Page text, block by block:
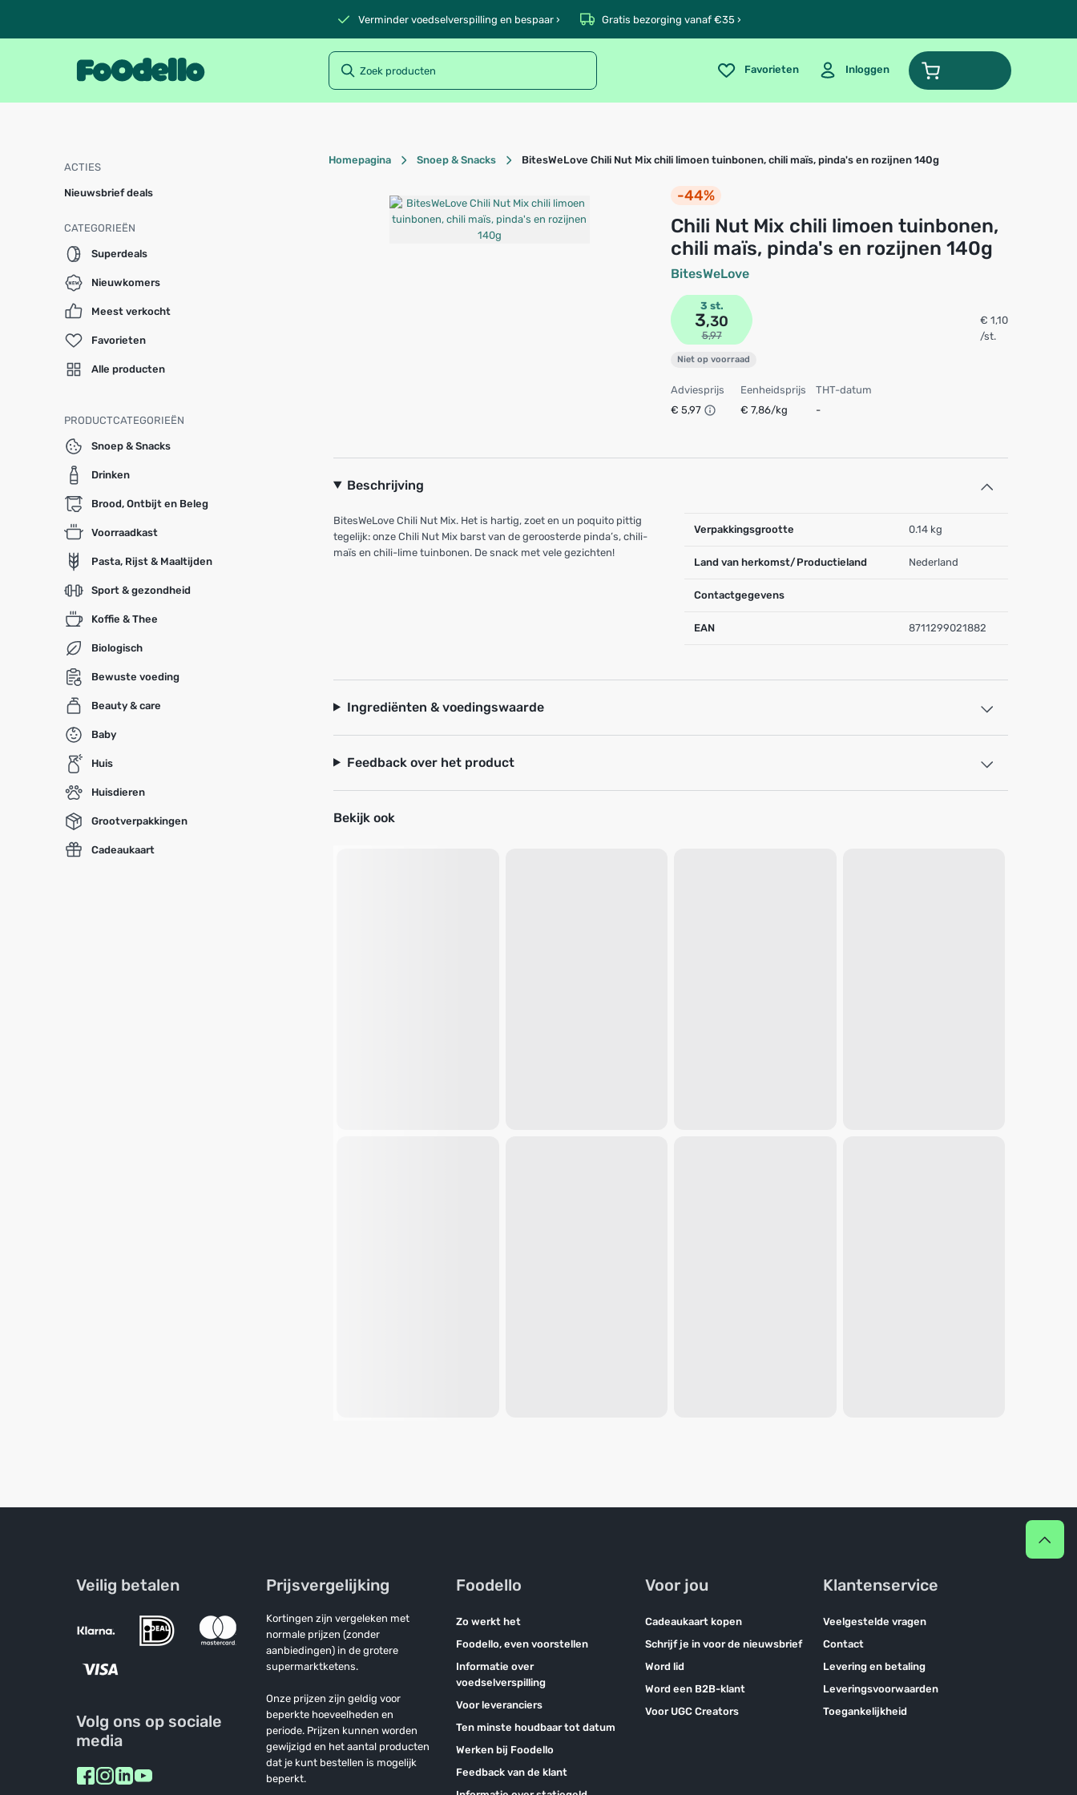
Verminder voedselverspilling en bespaar › Gratis bezorging vanaf €35 ›
Favorieten Inloggen
ACTIES
Nieuwsbrief deals
CATEGORIEËN
Superdeals
Nieuwkomers
Meest verkocht
Favorieten
Alle producten
PRODUCTCATEGORIEËN
Snoep & Snacks
Drinken
Brood, Ontbijt en Beleg
Voorraadkast
Pasta, Rijst & Maaltijden
Sport & gezondheid
Koffie & Thee
Biologisch
Bewuste voeding
Beauty & care
Baby
Huis
Huisdieren
Grootverpakkingen
Cadeaukaart
Homepagina Snoep & Snacks BitesWeLove Chili Nut Mix chili limoen tuinbonen, chili maïs, pinda's en rozijnen 140g
-44%
Chili Nut Mix chili limoen tuinbonen,
chili maïs, pinda's en rozijnen 140g
BitesWeLove
3 st.
3,30
5,97
€ 1,10
/st.
Niet op voorraad
Adviesprijs
€ 5,97
Eenheidsprijs
€ 7,86/kg
THT-datum
-
Beschrijving
BitesWeLove Chili Nut Mix. Het is hartig, zoet en un poquito pittig
tegelijk: onze Chili Nut Mix barst van de geroosterde pinda’s, chili-
maïs en chili-lime tuinbonen. De snack met vele gezichten!
Verpakkingsgrootte 0.14 kg
Land van herkomst/Productieland Nederland
Contactgegevens
EAN 8711299021882
Ingrediënten & voedingswaarde
Feedback over het product
Bekijk ook
Veilig betalen
Volg ons op sociale
media
Prijsvergelijking
Kortingen zijn vergeleken met
normale prijzen (zonder
aanbiedingen) in de grotere
supermarktketens.
Onze prijzen zijn geldig voor
beperkte hoeveelheden en
periode. Prijzen kunnen worden
gewijzigd en het aantal producten
dat je kunt bestellen is mogelijk
beperkt.
Foodello
Zo werkt het
Foodello, even voorstellen
Informatie over
voedselverspilling
Voor leveranciers
Ten minste houdbaar tot datum
Werken bij Foodello
Feedback van de klant
Voor jou
Cadeaukaart kopen
Schrijf je in voor de nieuwsbrief
Word lid
Word een B2B-klant
Voor UGC Creators
Klantenservice
Veelgestelde vragen
Contact
Levering en betaling
Leveringsvoorwaarden
Toegankelijkheid